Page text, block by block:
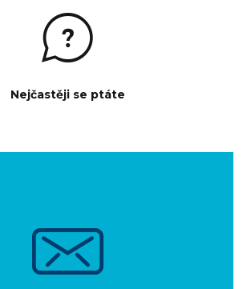
Nejčastěji se ptáte